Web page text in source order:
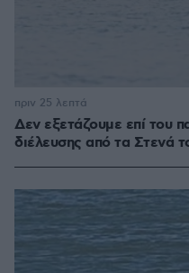
Δεν εξετάζουμε επί του
διέλευσης από τα Στενά
πριν 25 λεπτά